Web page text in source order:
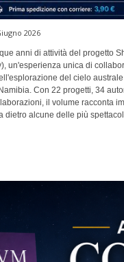
2026
anni di attività del progetto
un'esperienza unica di
del cielo
Con 22 progetti, 34
il volume racconta
dietro alcune delle più